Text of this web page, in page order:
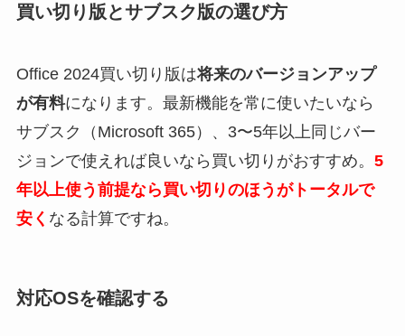
買い切り版とサブスク版の選び方
Office 2024買い切り版は将来のバージョンアップ
が有料になります。最新機能を常に使いたいなら
サブスク（Microsoft 365）、3〜5年以上同じバー
ジョンで使えれば良いなら買い切りがおすすめ。 5
年以上使う前提なら買い切りのほうがトータルで
安く なる計算ですね。
対応OSを確認する